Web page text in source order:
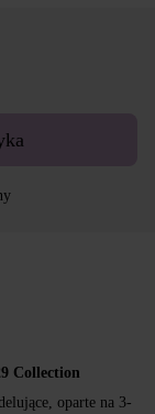
Collection
oparte na 3-